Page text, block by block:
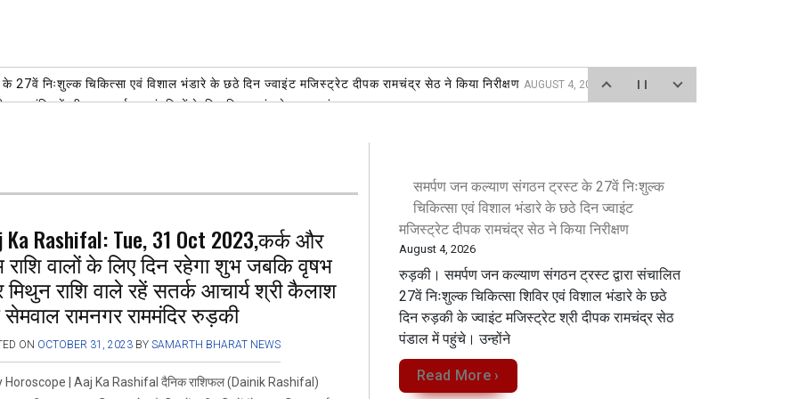
निःशुल्क चिकित्सा एवं विशाल भंडारे के छठे दिन ज्वाइंट मजिस्ट्रेट दीपक रामचंद्र सेठ ने किया निरीक्षण AUGUST 4, 2026
मंदिर में की पूजा-अर्चना, कांवड़ियों के लिए विशाल भंडारे का शुभारंभAUGUST 4, 2026
में ‘एक पेड़ मां के नाम’ कार्यक्रम के तहत हुआ भव्य वृक्षारोपण
वालों के लिए नई उम्मीदों से भरा रहेगा दिन, मिलेगी बड़ी खुशखबरी आचार्य पंडित कैलाश चंद शास्त्री 9719598850AUGUST 4, 2026
सेवा केंद्र पर निरंतर जारी है शिवभक्तों की सेवा
Ka Rashifal: Tue, 31 Oct 2023,कर्क और
वालों के लिए दिन रहेगा शुभ जबकि वृषभ
राशि वाले रहें सतर्क आचार्य श्री कैलाश
रामनगर राममंदिर रुड़की
ON OCTOBER 31, 2023BY SAMARTH BHARAT NEWS
Horoscope | Aaj Ka Rashifal दैनिक राशिफल (Dainik Rashifal)
समर्पण जन कल्याण संगठन ट्रस्ट के 27वें निःशुल्क
चिकित्सा एवं विशाल भंडारे के छठे दिन ज्वाइंट
मजिस्ट्रेट दीपक रामचंद्र सेठ ने किया निरीक्षण
August 4, 2026
रुड़की। समर्पण जन कल्याण संगठन ट्रस्ट द्वारा संचालित
27वें निःशुल्क चिकित्सा शिविर एवं विशाल भंडारे के छठे
दिन रुड़की के ज्वाइंट मजिस्ट्रेट श्री दीपक रामचंद्र सेठ
पंडाल में पहुंचे। उन्होंने
Read More ›